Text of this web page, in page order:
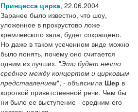
Принцесса цирка, 22.06.2004
Заранее было известно, что шоу,
уложенное в прокрустово ложе
кремлевского зала, будет сокращено.
Но даже в таком усеченном виде можно
было понять, почему оно считается
одним из лучших. "Это будет нечто
среднее между концертом и цирковым
представлением", - объяснила Шер в
короткой приветственной речи. Чем бы
ни было ее выступение - средним его